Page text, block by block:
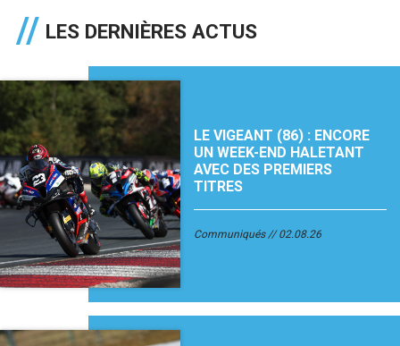
LES DERNIÈRES ACTUS
LE VIGEANT (86) : ENCORE
UN WEEK-END HALETANT
AVEC DES PREMIERS
TITRES
Communiqués 02.08.26